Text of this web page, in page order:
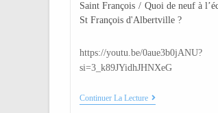
Saint François / Quoi de neuf à
St François d'Albertville ?
https://youtu.be/0aue3b0jANU?
si=3_k89JYidhJHNXeG
Continuer La Lecture